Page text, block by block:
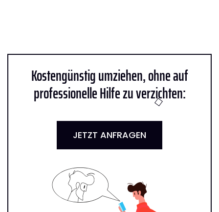
Kostengünstig umziehen, ohne auf
professionelle Hilfe zu verzichten:
JETZT ANFRAGEN